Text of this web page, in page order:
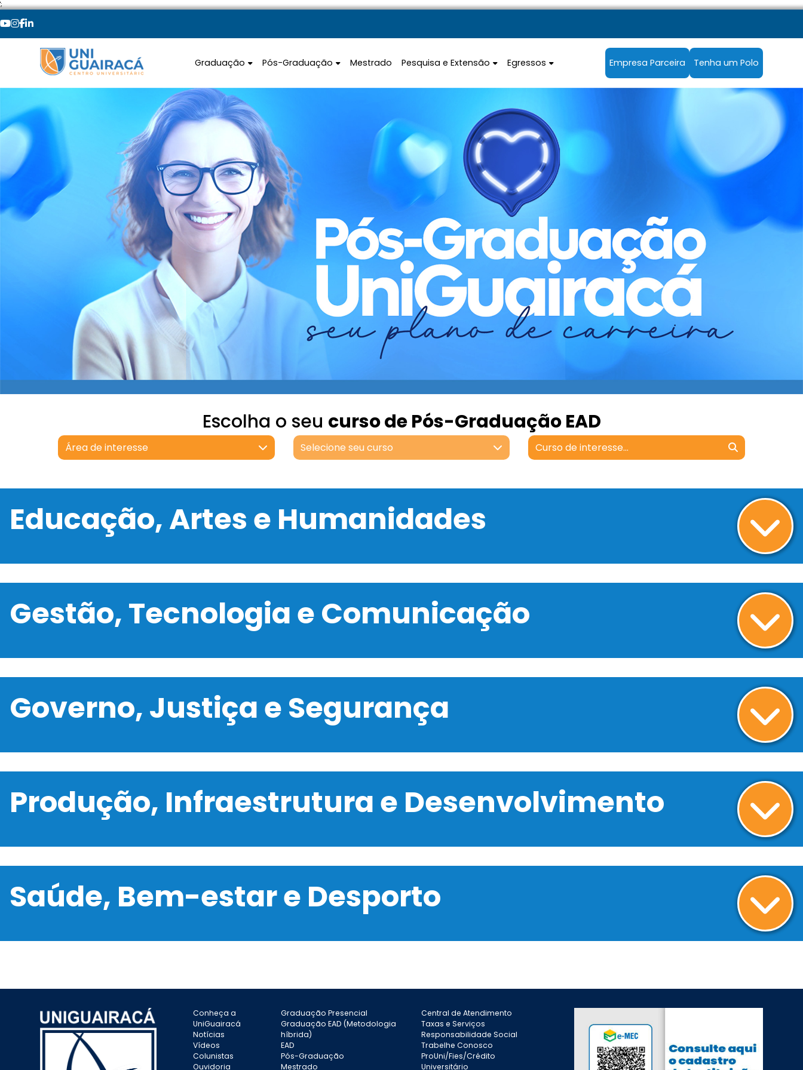
';
Graduação Pós-Graduação Mestrado Pesquisa e Extensão Egressos Empresa Parceira Tenha um Polo
Escolha o seu curso de Pós-Graduação EAD
Área de interesse Selecione seu curso
Educação, Artes e Humanidades
Gestão, Tecnologia e Comunicação
Governo, Justiça e Segurança
Produção, Infraestrutura e Desenvolvimento
Saúde, Bem-estar e Desporto
Conheça a
UniGuairacá
Notícias
Vídeos
Colunistas
Ouvidoria
Graduação Presencial
Graduação EAD (Metodologia
híbrida)
EAD
Pós-Graduação
Mestrado
Central de Atendimento
Taxas e Serviços
Responsabilidade Social
Trabelhe Conosco
ProUni/Fies/Crédito
Universitário